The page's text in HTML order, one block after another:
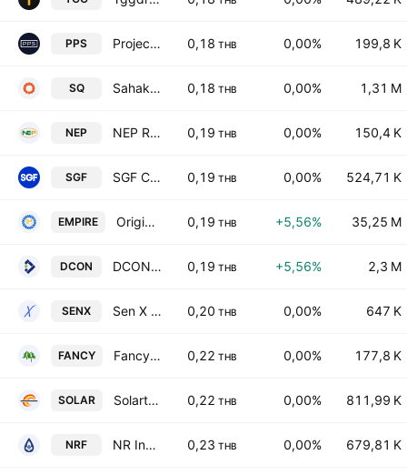
PPS Project Planning Service PCL 0,18 THB 0,00% 199,8 K
SQ Sahakol Equipment Public Company Ltd 0,18 THB 0,00% 1,31 M
NEP NEP Realty & Industry Public Co. Ltd. 0,19 THB 0,00% 150,4 K
SGF SGF Capital Public Company Ltd 0,19 THB 0,00% 524,71 K
EMPIRE Origin Global Empire Public Company Limited 0,19 THB +5,56% 35,25 M
DCON DCON Products Public Company Limited 0,19 THB +5,56% 2,3 M
SENX Sen X Public Company Limited 0,20 THB 0,00% 647 K
FANCY Fancy Wood Industries Public Co., Ltd. 0,22 THB 0,00% 177,8 K
SOLAR Solartron Public Co. Ltd. 0,22 THB 0,00% 811,99 K
NRF NR Instant Produce PCL 0,23 THB 0,00% 679,81 K